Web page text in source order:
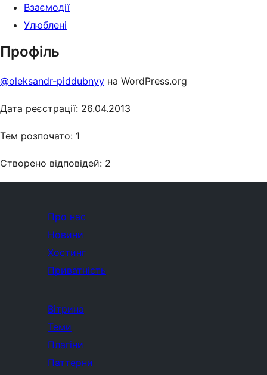
Взаємодії
Улюблені
Профіль
@oleksandr-piddubnyy на WordPress.org
Дата реєстрації: 26.04.2013
Тем розпочато: 1
Створено відповідей: 2
Про нас
Новини
Хостинг
Приватність
Вітрина
Теми
Плагіни
Паттерни